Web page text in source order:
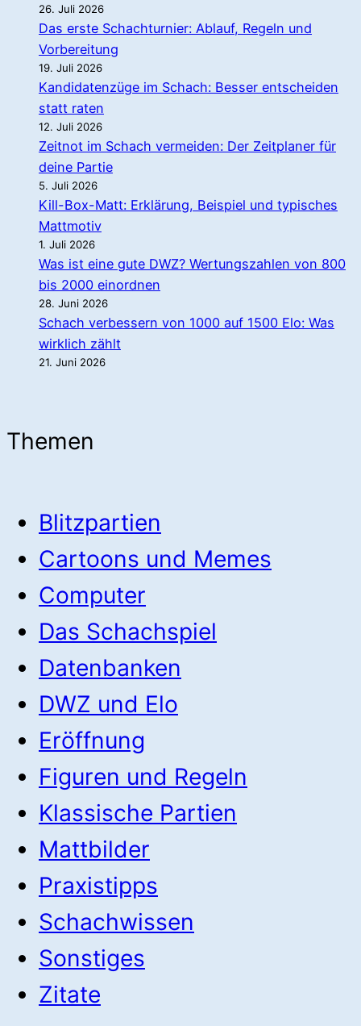
26. Juli 2026
Das erste Schachturnier: Ablauf, Regeln und
Vorbereitung
19. Juli 2026
Kandidatenzüge im Schach: Besser entscheiden
statt raten
12. Juli 2026
Zeitnot im Schach vermeiden: Der Zeitplaner für
deine Partie
5. Juli 2026
Kill-Box-Matt: Erklärung, Beispiel und typisches
Mattmotiv
1. Juli 2026
Was ist eine gute DWZ? Wertungszahlen von 800
bis 2000 einordnen
28. Juni 2026
Schach verbessern von 1000 auf 1500 Elo: Was
wirklich zählt
21. Juni 2026
Themen
Blitzpartien
Cartoons und Memes
Computer
Das Schachspiel
Datenbanken
DWZ und Elo
Eröffnung
Figuren und Regeln
Klassische Partien
Mattbilder
Praxistipps
Schachwissen
Sonstiges
Zitate